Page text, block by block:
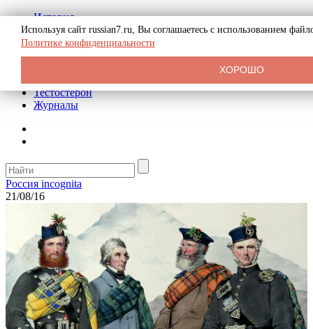
История
Биография
Криминал
Реклама на сайте
Тестостерон
Журналы
Россия incognita
21/08/16
Используя сайт russian7.ru, Вы соглашаетесь с использованием
Политике конфиденциальности
ХОРОШО